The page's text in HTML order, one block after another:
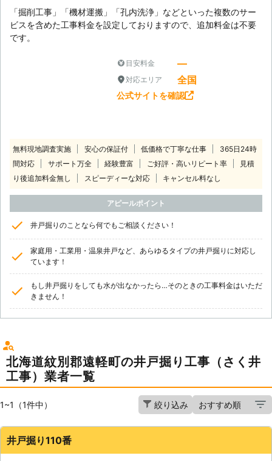
「掘削工事」「機材運搬」「孔内洗浄」などといった複数のサー
ビスを含めた工事料金を設定しておりますので、追加料金は不要
です。
目安料金 ―
対応エリア 全国
公式サイトを確認
無料現地調査実施 安心の保証付 低価格で丁寧な仕事
365日24時
間対応
サポート万全 経験豊富 ご好評・高いリピート率
見積
り後追加料金無し
スピーディーな対応 キャンセル料なし
アピールポイント
井戸掘りのことなら何でもご相談ください！
家庭用・工業用・温泉井戸など、あらゆるタイプの井戸掘りに対応し
ています！
もし井戸掘りをしても水が出なかったら…そのときの工事料金はいただ
きません！
北海道紋別郡遠軽町の井戸掘り工事（さく井
工事）業者一覧
1~1（1件中） 絞り込み
井戸掘り110番